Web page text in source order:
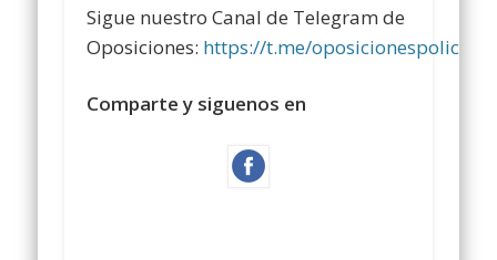
Sigue nuestro Canal de Telegram de
Oposiciones: https://t.me/
Comparte y siguenos en